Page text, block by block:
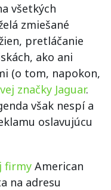
všetkých
zmiešané
pretláčanie
ako ani
(o tom, napokon,
značky Jaguar.
však nespí a
oslavujúcu
firmy American
na adresu